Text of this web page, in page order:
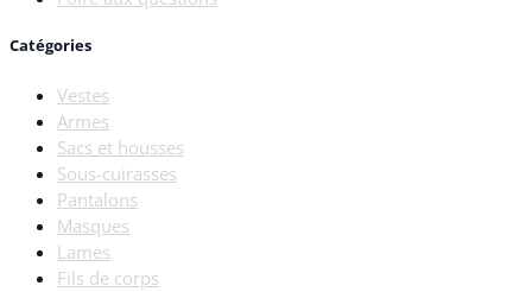
Catégories
Vestes
Armes
Sacs et housses
Sous-cuirasses
Pantalons
Masques
Lames
Fils de corps